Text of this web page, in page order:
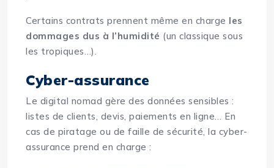
Certains contrats prennent même en charge les
dommages dus à l’humidité (un classique sous
les tropiques…).
Cyber-assurance
Le digital nomad gère des données sensibles :
listes de clients, devis, paiements en ligne… En
cas de piratage ou de faille de sécurité, la cyber-
assurance prend en charge :